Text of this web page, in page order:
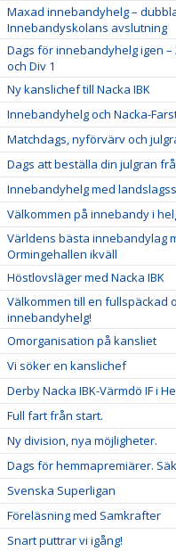
Maxad innebandyhelg –
Innebandyskolans avslutning
Dags för innebandyhelg igen –
och Div 1
Ny kanslichef till Nacka IBK
Innebandyhelg och Nacka-
Matchdags, nyförvärv och
Dags att beställa din julgran
Innebandyhelg med
Välkommen på innebandy i
Världens bästa innebandylag
Ormingehallen ikväll
Höstlovsläger med Nacka IBK
Välkommen till en fullspäckad
innebandyhelg!
Omorganisation på kansliet
Vi söker en kanslichef
Derby Nacka IBK-Värmdö IF i
Full fart från start.
Ny division, nya möjligheter.
Dags för hemmapremiärer.
Svenska Superligan
Föreläsning med Samkrafter
Snart puttrar vi igång!